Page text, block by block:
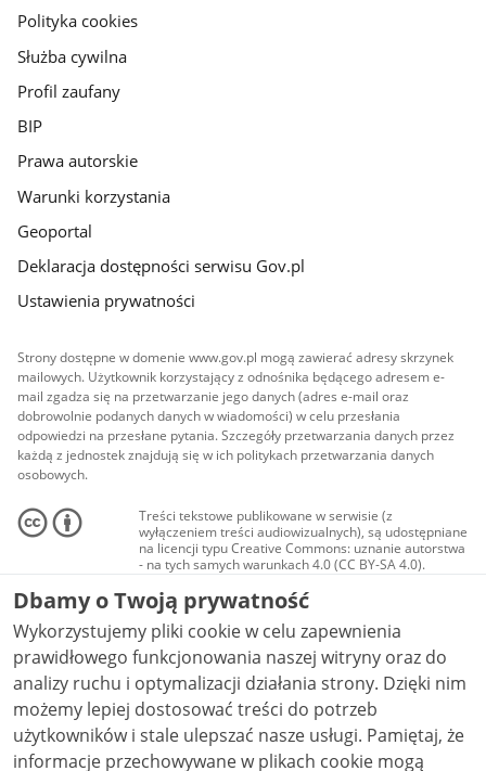
gov.pl
Polityka cookies
Służba cywilna
Profil zaufany
BIP
Prawa autorskie
Warunki korzystania
Geoportal
Deklaracja dostępności serwisu Gov.pl
Ustawienia prywatności
Strony dostępne w domenie www.gov.pl mogą zawierać adresy skrzynek
mailowych. Użytkownik korzystający z odnośnika będącego adresem e-
mail zgadza się na przetwarzanie jego danych (adres e-mail oraz
dobrowolnie podanych danych w wiadomości) w celu przesłania
odpowiedzi na przesłane pytania. Szczegóły przetwarzania danych przez
każdą z jednostek znajdują się w ich politykach przetwarzania danych
osobowych.
Treści tekstowe publikowane w serwisie (z
wyłączeniem treści audiowizualnych), są udostępniane
na licencji typu Creative Commons: uznanie autorstwa
- na tych samych warunkach 4.0 (CC BY-SA 4.0).
Materiały audiowizualne, w tym zdjęcia, materiały
audio i wideo, są udostępniane na licencji typu
Creative Commons: uznanie autorstwa użycie
niekomercyjne - bez utworów zależnych 4.0 (CC BY-
NC-ND 4.0), o ile nie jest to stwierdzone inaczej.
Dbamy o Twoją prywatność
Wykorzystujemy pliki cookie w celu zapewnienia
prawidłowego funkcjonowania naszej witryny oraz do
analizy ruchu i optymalizacji działania strony. Dzięki nim
możemy lepiej dostosować treści do potrzeb
użytkowników i stale ulepszać nasze usługi. Pamiętaj, że
informacje przechowywane w plikach cookie mogą